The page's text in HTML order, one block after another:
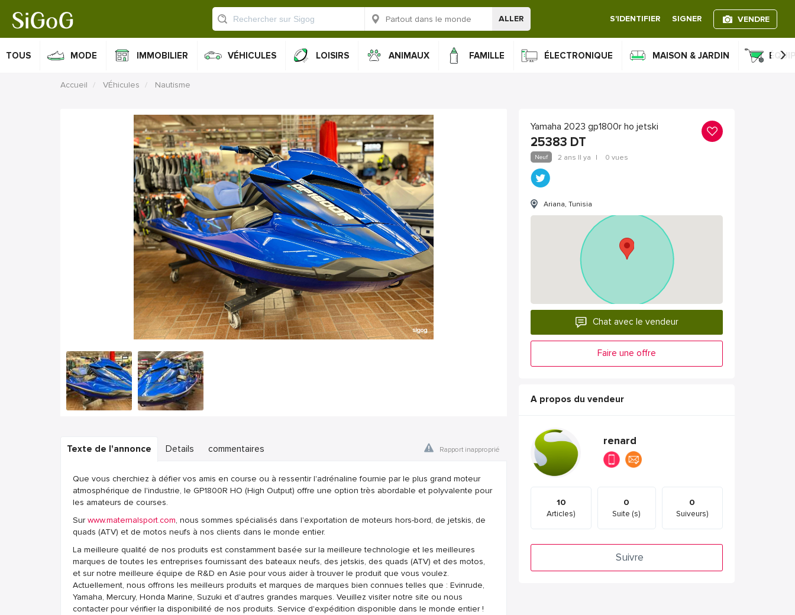
ALLER S'IDENTIFIER SIGNER VENDRE
TOUS MODE IMMOBILIER VÉHICULES LOISIRS ANIMAUX FAMILLE ÉLECTRONIQUE MAISON & JARDIN ›
Accueil VÉhicules Nautisme
Texte de l'annonce Details commentaires Rapport inapproprié
Que vous cherchiez à défier vos amis en course ou à ressentir l'adrénaline fournie par le plus grand moteur
atmosphérique de l'industrie, le GP1800R HO (High Output) offre une option très abordable et polyvalente pour
les amateurs de courses.
Surwww.maternalsport.com, nous sommes spécialisés dans l'exportation de moteurs hors-bord, de jetskis, de
quads (ATV) et de motos neufs à nos clients dans le monde entier.
La meilleure qualité de nos produits est constamment basée sur la meilleure technologie et les meilleures
marques de toutes les entreprises fournissant des bateaux neufs, des jetskis, des quads (ATV) et des motos,
et sur notre meilleure équipe de R&D en Asie pour vous aider à trouver le produit que vous voulez.
Actuellement, nous offrons les meilleurs produits et marques de marques bien connues telles que : Evinrude,
Yamaha, Mercury, Honda Marine, Suzuki et d'autres grandes marques. Veuillez visiter notre site ou nous
contacter pour vérifier la disponibilité de nos produits. Service d'expédition disponible dans le monde entier !
Yamaha 2023 gp1800r ho jetski
25383 DT
Neuf 2 ans Il ya | 0 vues
Ariana, Tunisia
Chat avec le vendeur
Faire une offre
A propos du vendeur
renard
10
Articles)
0
Suite (s)
0
Suiveurs)
Suivre